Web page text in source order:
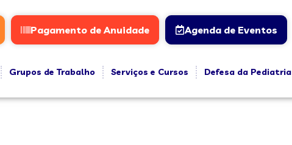
Pagamento de Anuidade Agenda de Eventos
Grupos de Trabalho Serviços e Cursos
Defesa da Pediatria